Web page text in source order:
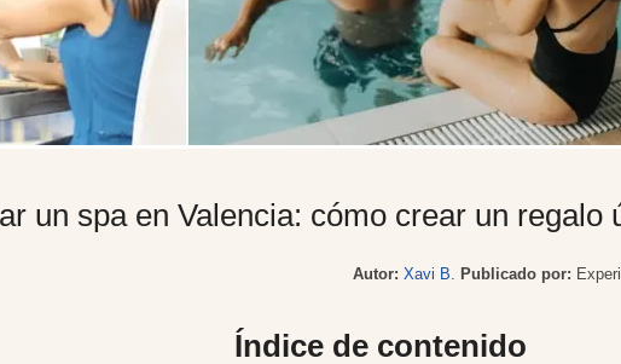
un spa en Valencia: cómo crear un regalo
Autor: Xavi B. Publicado por:
Índice de contenido